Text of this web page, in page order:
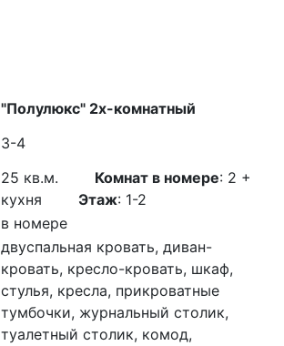
"Полулюкс" 2х-комнатный
3-4
25 кв.м. Комнат в номере: 2 +
кухня Этаж: 1-2
в номере
двуспальная кровать, диван-
кровать, кресло-кровать, шкаф,
стулья, кресла, прикроватные
тумбочки, журнальный столик,
туалетный столик, комод,